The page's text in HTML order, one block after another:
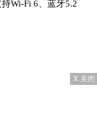
Wi-Fi 6、蓝牙5.2
X 关闭